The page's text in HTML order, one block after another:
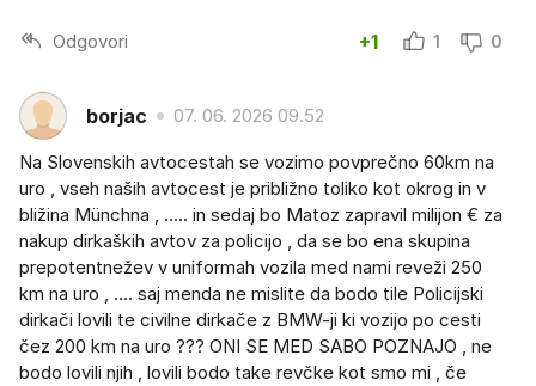
Odgovori +1 1 0
borjac 07. 06. 2026 09.52
Na Slovenskih avtocestah se vozimo povprečno 60km na
uro , vseh naših avtocest je približno toliko kot okrog in v
bližina Münchna , ..... in sedaj bo Matoz zapravil milijon € za
nakup dirkaških avtov za policijo , da se bo ena skupina
prepotentnežev v uniformah vozila med nami reveži 250
km na uro , .... saj menda ne mislite da bodo tile Policijski
dirkači lovili te civilne dirkače z BMW-ji ki vozijo po cesti
čez 200 km na uro ??? ONI SE MED SABO POZNAJO , ne
bodo lovili njih , lovili bodo take revčke kot smo mi , če